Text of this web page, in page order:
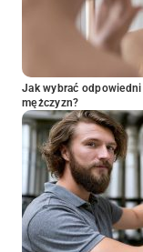
Jak wybrać
mężczyzn?